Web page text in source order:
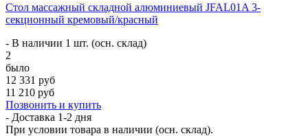
Стол массажный складной алюминиевый JFAL01A 3-
секционный кремовый/красный
- В наличии 1 шт. (осн. склад)
2
было
12 331 руб
11 210 руб
Позвонить и купить
- Доставка 1-2 дня
При условии товара в наличии (осн. склад).